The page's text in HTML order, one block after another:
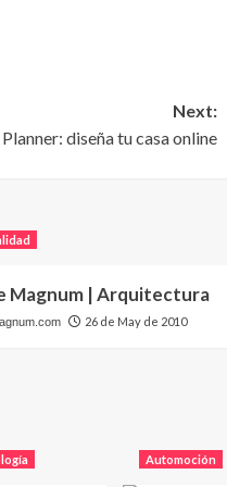
Next:
diseña tu casa online
Magnum | Arquitectura
26 de May de 2010
Automoción